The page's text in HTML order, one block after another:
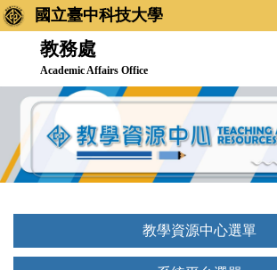
國立臺中科技大學
教務處
Academic Affairs Office
教學資源中心選單